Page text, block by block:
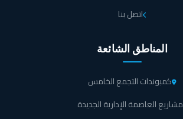
اتصل بنا
المناطق الشائعة
كمبوندات التجمع الخامس
مشاريع العاصمة الإدارية الجديدة